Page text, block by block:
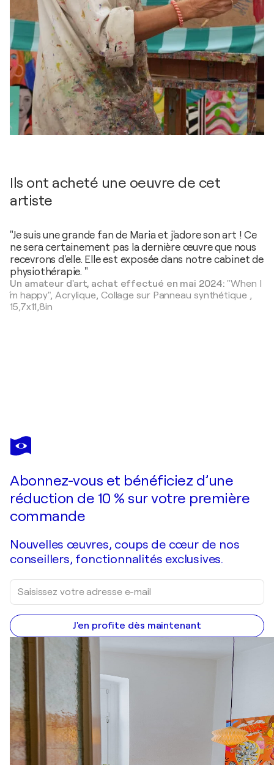
Ils ont acheté une oeuvre de cet
artiste
"Je suis une grande fan de Maria et j'adore son art ! Ce
ne sera certainement pas la dernière œuvre que nous
recevrons d'elle. Elle est exposée dans notre cabinet de
physiothérapie. "
Un amateur d'art, achat effectué en mai 2024: "When I
´m happy", Acrylique, Collage sur Panneau synthétique,
15,7x11,8in
MARÍA BURGAZ
One size fits all
Abonnez-vous et bénéficiez d’une
réduction de 10 % sur votre première
commande
Nouvelles œuvres, coups de cœur de nos
conseillers, fonctionnalités exclusives.
J'en profite dès maintenant